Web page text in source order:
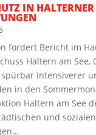
IN HAL­TER­NER
for­dert Bericht im
Hal­tern am See,
spür­bar inten­si­ve­rer
in den
Hal­tern am See
und sozia­len